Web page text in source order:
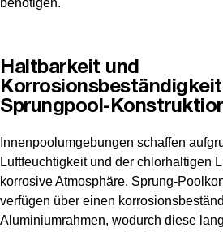
benötigen.
Haltbarkeit und
Sprungpool-
Innenpoolumgebungen schaffen
Luftfeuchtigkeit und der chlorhaltigen
korrosive Atmosphäre. Sprung-
verfügen über einen
Aluminiumrahmen, wodurch diese